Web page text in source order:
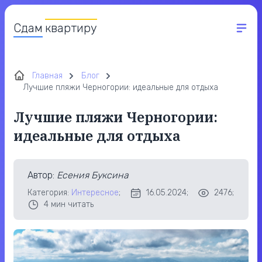
Сдам квартиру
Главная
Блог
Лучшие пляжи Черногории: идеальные для отдыха
Лучшие пляжи Черногории:
идеальные для отдыха
Автор: Есения Буксина
Категория: Интересное; 16.05.2024;
2476;
4 мин читать